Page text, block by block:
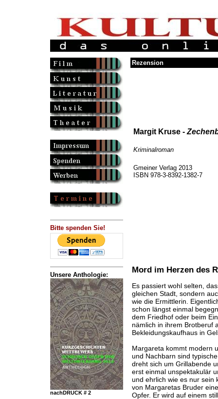
Bitte spenden Sie!
Unsere Anthologie:
nachDRUCK # 2
Rezension
Margit Kruse -
Kriminalroman
Gmeiner Verlag 2013
ISBN 978-3-8392-1382-7
Mord im Herzen des
Es passiert wohl selten,
gleichen Stadt, sondern
wie die Ermittlerin.
schon längst einmal
dem Friedhof oder beim
nämlich in ihrem Brotberuf
Bekleidungskaufhaus in
Margareta kommt modern
und Nachbarn sind
dreht sich um Grillabende
erst einmal unspektakulär
und ehrlich wie es nur sein
von Margaretas Bruder
Opfer. Er wird auf einem